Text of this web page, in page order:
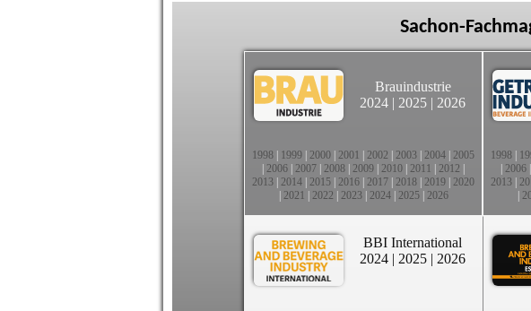
Sachon-
Brauindustrie
2024 | 2025 | 2026
1998 1999 2000 2001 2002 2003 2004 2005
2006 2007 2008 2009 2010 2011 2012
2013 2014 2015 2016 2017 2018 2019 2020
2021 2022 2023| 2024| 2025| 2026
1998
2006
2013
BBI International
2024 | 2025 | 2026